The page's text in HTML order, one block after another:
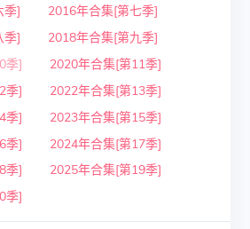
季]
2016年合集[第七季]
季]
2018年合集[第九季]
季]
2020年合集[第11季]
季]
2022年合集[第13季]
季]
2023年合集[第15季]
季]
2024年合集[第17季]
季]
2025年合集[第19季]
季]